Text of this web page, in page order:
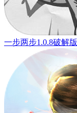
一步两步1.0.8破解版